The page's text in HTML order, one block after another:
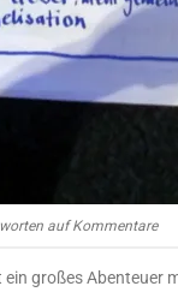
auf Kommentare
großes Abenteuer